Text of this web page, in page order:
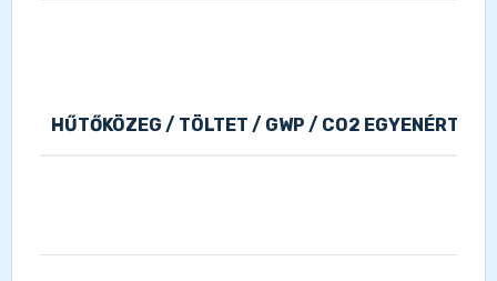
HŰTŐKÖZEG / TÖLTET / GWP / CO2 EGYENÉRTÉK